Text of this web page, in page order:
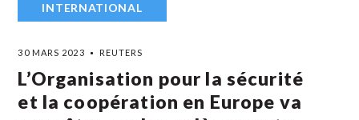
INTERNATIONAL
30 MARS 2023 REUTERS
L’Organisation pour la sécurité
et la coopération en Europe va